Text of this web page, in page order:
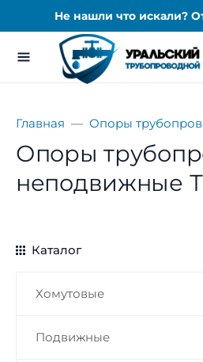
Не нашли что искали?
Главная Опоры
Опоры
неподвижные
Каталог
Хомутовые
Подвижные